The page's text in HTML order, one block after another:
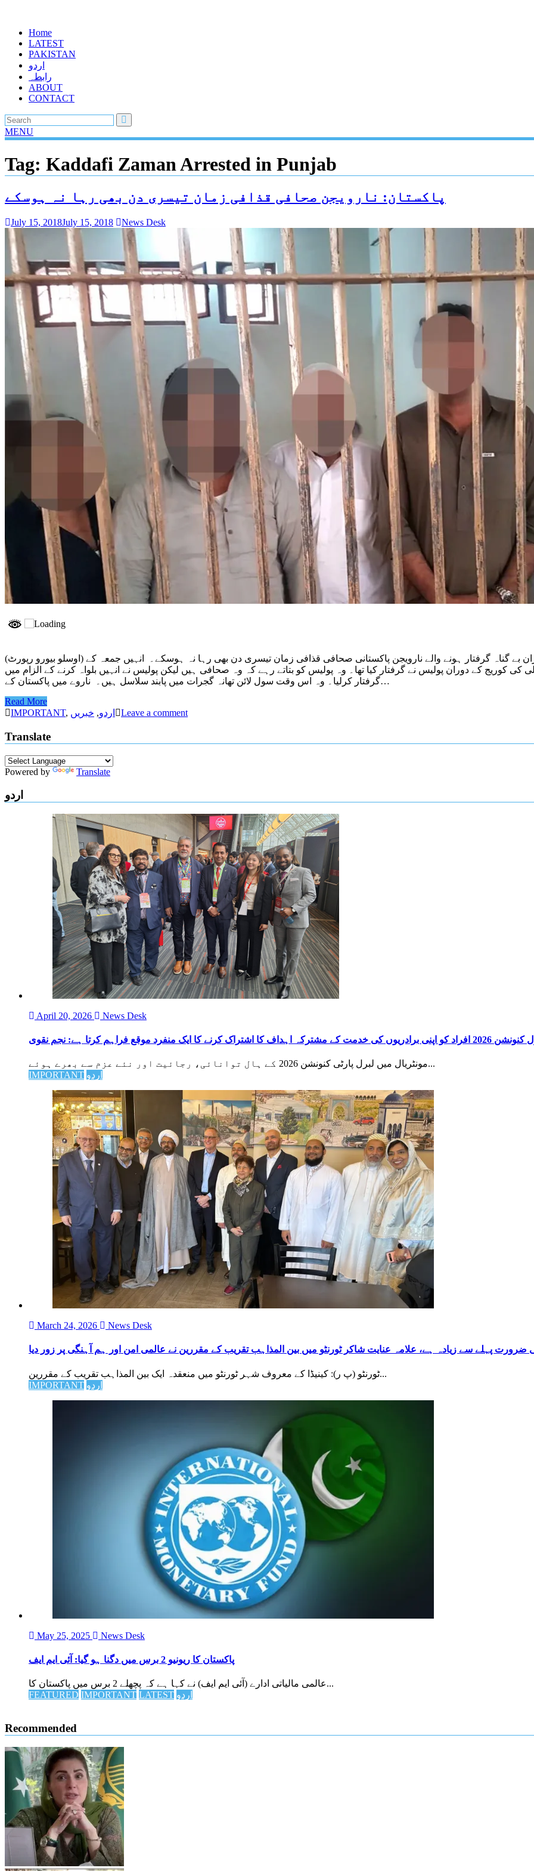
Home
LATEST
PAKISTAN
اردو
رابطہ
ABOUT
CONTACT
MENU
Tag: Kaddafi Zaman Arrested in Punjab
پاکستان: نارویجن صحافی قذافی زمان تیسری دن بھی رہا نہ ہوسکے
July 15, 2018July 15, 2018 News Desk
(اوسلو بیورو رپورٹ) کتنے ستم کی بات ہے کہ پاکستان میں انتخابات کی کوریج کے دوران بے گناہ گرفتار ہونے والے نارویجن پاکستانی صحافی قذافی زمان تیسری دن بھی رہا نہ ہوسکے۔ انہیں جمعہ کے
کوریج کے دوران پولیس نے گرفتار کیا تھا۔ وہ پولیس کو بتاتے رہے کہ وہ صحافی ہیں لیکن پولیس نے انہیں بلواہ کرنے کے الزام میں
گرفتار کرلیا۔ وہ اس وقت سول لائن تھانہ گجرات میں پابند سلاسل ہیں۔ ناروے میں پاکستان کے…
Read More
IMPORTANT, اردو, خبریں Leave a comment
Translate
Powered by Translate
اردو
April 20, 2026 News Desk
برادریوں کی خدمت کے مشترکہ اہداف کا اشتراک کرنے کا ایک منفرد موقع فراہم کرتا ہے: نجم نقوی
مونٹریال میں لبرل پارٹی کنونشن 2026 کے ہال توانائی، رجائیت اور نئے عزم سے بھرے ہوئے...
IMPORTANT اردو
March 24, 2026 News Desk
ضرورت پہلے سے زیادہ ہے، علامہ عنایت شاکر ٹورنٹو میں بین المذاہب تقریب کے مقررین نے عالمی امن اور ہم آہنگی پر زور دیا
ٹورنٹو (پ ر): کینیڈا کے معروف شہر ٹورنٹو میں منعقدہ ایک بین المذاہب تقریب کے مقررین...
IMPORTANT اردو
May 25, 2025 News Desk
پاکستان کا ریونیو 2 برس میں دگنا ہو گیا: آئی ایم ایف
عالمی مالیاتی ادارے (آئی ایم ایف) نے کہا ہے کہ پچھلے 2 برس میں پاکستان کا...
FEATURED IMPORTANT LATEST اردو
Recommended